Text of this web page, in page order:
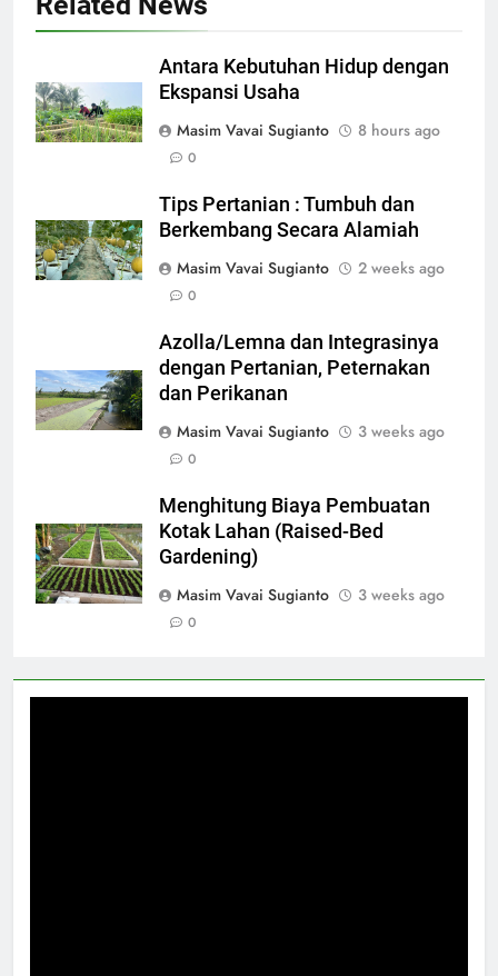
Antara Kebutuhan Hidup dengan
Ekspansi Usaha
Masim Vavai Sugianto
8 hours ago
0
Tips Pertanian : Tumbuh dan
Berkembang Secara Alamiah
Masim Vavai Sugianto
2 weeks ago
0
Azolla/Lemna dan Integrasinya
dengan Pertanian, Peternakan
dan Perikanan
Masim Vavai Sugianto
3 weeks ago
0
Menghitung Biaya Pembuatan
Kotak Lahan (Raised-Bed
Gardening)
Masim Vavai Sugianto
3 weeks ago
0